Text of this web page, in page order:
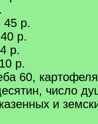
р.
р.
р.
р.
60,
число
и